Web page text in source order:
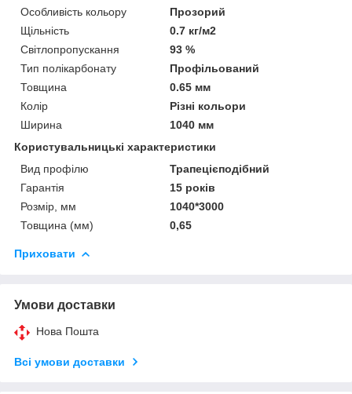
Особливість кольору
Прозорий
Щільність
0.7 кг/м2
Світлопропускання
93 %
Тип полікарбонату
Профільований
Товщина
0.65 мм
Колір
Різні кольори
Ширина
1040 мм
Користувальницькі характеристики
Вид профілю
Трапецієподібний
Гарантія
15 років
Розмір, мм
1040*3000
Товщина (мм)
0,65
Приховати
Умови доставки
Нова Пошта
Всі умови доставки